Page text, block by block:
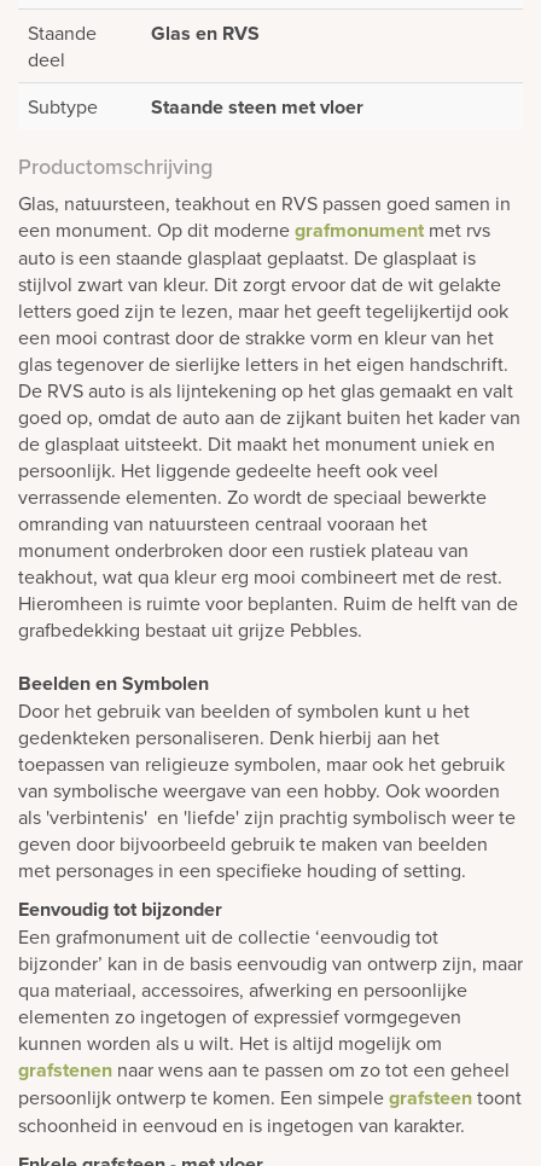
Staande
deel
Glas en RVS
Subtype Staande steen met vloer
Productomschrijving
Glas, natuursteen, teakhout en RVS passen goed samen in
een monument. Op dit modernegrafmonument met rvs
auto is een staande glasplaat geplaatst. De glasplaat is
stijlvol zwart van kleur. Dit zorgt ervoor dat de wit gelakte
letters goed zijn te lezen, maar het geeft tegelijkertijd ook
een mooi contrast door de strakke vorm en kleur van het
glas tegenover de sierlijke letters in het eigen handschrift.
De RVS auto is als lijntekening op het glas gemaakt en valt
goed op, omdat de auto aan de zijkant buiten het kader van
de glasplaat uitsteekt. Dit maakt het monument uniek en
persoonlijk. Het liggende gedeelte heeft ook veel
verrassende elementen. Zo wordt de speciaal bewerkte
omranding van natuursteen centraal vooraan het
monument onderbroken door een rustiek plateau van
teakhout, wat qua kleur erg mooi combineert met de rest.
Hieromheen is ruimte voor beplanten. Ruim de helft van de
grafbedekking bestaat uit grijze Pebbles.
Beelden en Symbolen
Door het gebruik van beelden of symbolen kunt u het
gedenkteken personaliseren. Denk hierbij aan het
toepassen van religieuze symbolen, maar ook het gebruik
van symbolische weergave van een hobby. Ook woorden
als 'verbintenis' en 'liefde' zijn prachtig symbolisch weer te
geven door bijvoorbeeld gebruik te maken van beelden
met personages in een specifieke houding of setting.
Eenvoudig tot bijzonder
Een grafmonument uit de collectie ‘eenvoudig tot
bijzonder’ kan in de basis eenvoudig van ontwerp zijn, maar
qua materiaal, accessoires, afwerking en persoonlijke
elementen zo ingetogen of expressief vormgegeven
kunnen worden als u wilt. Het is altijd mogelijk om
grafstenen naar wens aan te passen om zo tot een geheel
persoonlijk ontwerp te komen. Een simpelegrafsteentoont
schoonheid in eenvoud en is ingetogen van karakter.